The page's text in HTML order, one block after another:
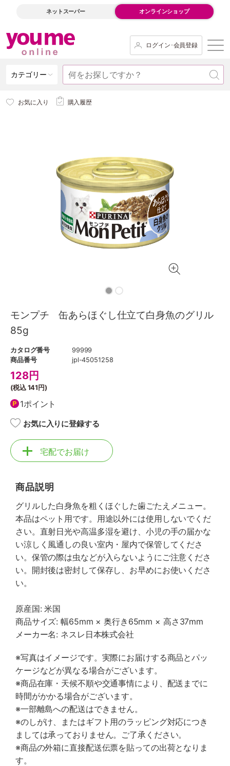
ネットスーパー オンラインショップ
ログイン･会員登録
カテゴリー
お気に入り 購入履歴
モンプチ 缶あらほぐし仕立て白身魚のグリル
85g
カタログ番号
99999
商品番号
jpl-45051258
128円
(税込141円)
1ポイント
お気に入りに登録する
宅配でお届け
商品説明
グリルした白身魚を粗くほぐした歯ごたえメニュー。
本品はペット用です。用途以外には使用しないでくだ
さい。直射日光や高温多湿を避け、小児の手の届かな
い涼しく風通しの良い室内・屋内で保管してくださ
い。保管の際は虫などが入らないようにご注意くださ
い。開封後は密封して保存し、お早めにお使いくださ
い。
原産国: 米国
商品サイズ: 幅65mm × 奥行き65mm × 高さ37mm
メーカー名: ネスレ日本株式会社
※写真はイメージです。実際にお届けする商品とパッ
ケージなどが異なる場合がございます。
※商品在庫・天候不順や交通事情により、配送までに
時間がかかる場合がございます。
※一部離島への配送はできません。
※のしがけ、またはギフト用のラッピング対応につき
ましては承っておりません。ご了承ください。
※商品の外箱に直接配送伝票を貼っての出荷となりま
す。